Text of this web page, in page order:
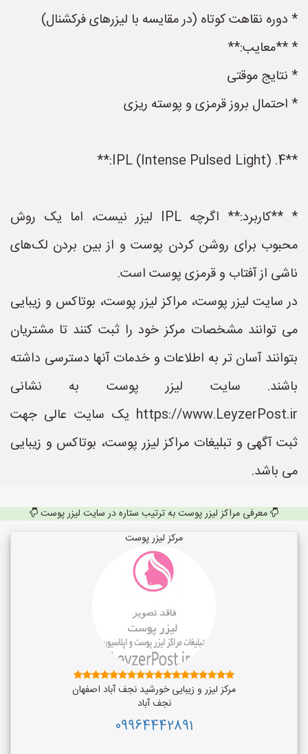
* دوره نقاهت کوتاه (در مقایسه با لیزرهای فرکشنال)
* **معایب:**
* نتایج موقتی
* احتمال بروز قرمزی و پوسته ریزی
**4. IPL (Intense Pulsed Light):**
* **کاربرد:** اگرچه IPL لیزر نیست، اما یک روش
محبوب برای روشن کردن پوست و از بین بردن لک‌های
ناشی از آفتاب و قرمزی پوست است.
در سایت لیزر پوست، مراکز لیزر پوست، بوتاکس و زیبایی
می توانند مشخصات مرکز خود را ثبت کنند تا مشتریان
بتوانند آسان تر به اطلاعات و خدمات آنها دسترسی داشته
باشند. سایت لیزر پوست به نشانی
https://www.LeyzerPost.ir یک سایت عالی جهت
ثبت آگهی و تبلیغات مراکز لیزر پوست، بوتاکس و زیبایی
می باشد.
معرفی مراکز لیزر پوست به ترتیب ستاره در سایت لیزر پوست
مرکز لیزر پوست
مرکز لیزر و زیبایی خورشید نجف آباد اصفهان
نجف‌ آباد
09964442891